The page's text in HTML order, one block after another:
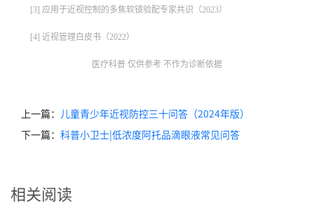
[3] 应用于近视控制的多焦软镜验配专家共识（2023）
[4] 近视管理白皮书（2022）
医疗科普 仅供参考 不作为诊断依据
上一篇： 儿童青少年近视防控三十问答（2024年版）
下一篇： 科普小卫士|低浓度阿托品滴眼液常见问答
相关阅读